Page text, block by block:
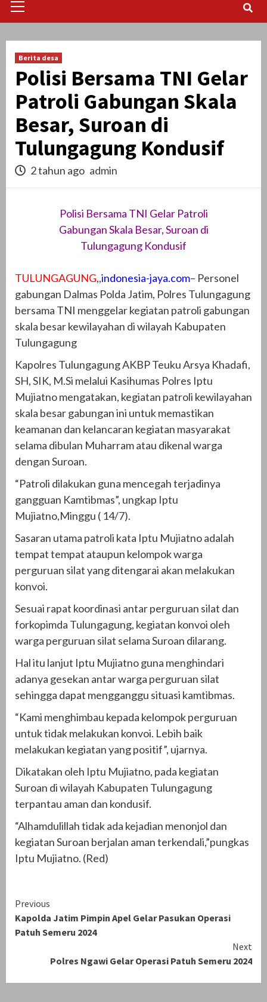
Menu
Berita desa
Polisi Bersama TNI Gelar
Patroli Gabungan Skala
Besar, Suroan di
Tulungagung Kondusif
2 tahun ago admin
Polisi Bersama TNI Gelar Patroli
Gabungan Skala Besar, Suroan di
Tulungagung Kondusif
TULUNGAGUNG,,indonesia-jaya.com– Personel
gabungan Dalmas Polda Jatim, Polres Tulungagung
bersama TNI menggelar kegiatan patroli gabungan
skala besar kewilayahan di wilayah Kabupaten
Tulungagung
Kapolres Tulungagung AKBP Teuku Arsya Khadafi,
SH, SIK, M.Si melalui Kasihumas Polres Iptu
Mujiatno mengatakan, kegiatan patroli kewilayahan
skala besar gabungan ini untuk memastikan
keamanan dan kelancaran kegiatan masyarakat
selama dibulan Muharram atau dikenal warga
dengan Suroan.
“Patroli dilakukan guna mencegah terjadinya
gangguan Kamtibmas”, ungkap Iptu
Mujiatno,Minggu ( 14/7).
Sasaran utama patroli kata Iptu Mujiatno adalah
tempat tempat ataupun kelompok warga
perguruan silat yang ditengarai akan melakukan
konvoi.
Sesuai rapat koordinasi antar perguruan silat dan
forkopimda Tulungagung, kegiatan konvoi oleh
warga perguruan silat selama Suroan dilarang.
Hal itu lanjut Iptu Mujiatno guna menghindari
adanya gesekan antar warga perguruan silat
sehingga dapat mengganggu situasi kamtibmas.
“Kami menghimbau kepada kelompok perguruan
untuk tidak melakukan konvoi. Lebih baik
melakukan kegiatan yang positif”, ujarnya.
Dikatakan oleh Iptu Mujiatno, pada kegiatan
Suroan di wilayah Kabupaten Tulungagung
terpantau aman dan kondusif.
“Alhamdulillah tidak ada kejadian menonjol dan
kegiatan Suroan berjalan aman terkendali,”pungkas
Iptu Mujiatno. (Red)
Continue
Reading
Previous
Kapolda Jatim Pimpin Apel Gelar Pasukan Operasi
Patuh Semeru 2024
Next
Polres Ngawi Gelar Operasi Patuh Semeru 2024